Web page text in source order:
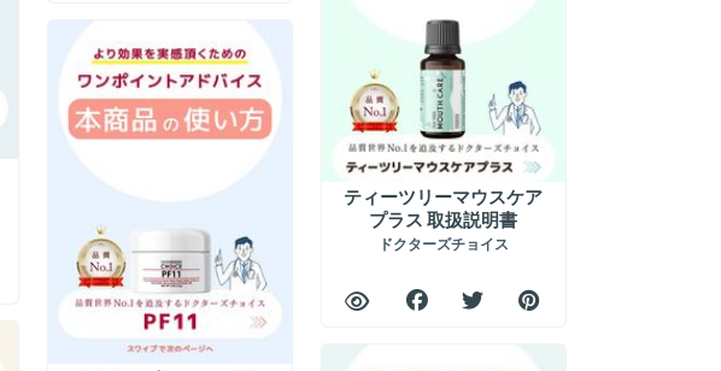
ティーツリーマウスケア
プラス 取扱説明書
ドクターズチョイス